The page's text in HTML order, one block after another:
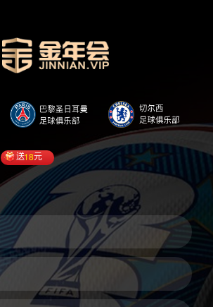
送18元